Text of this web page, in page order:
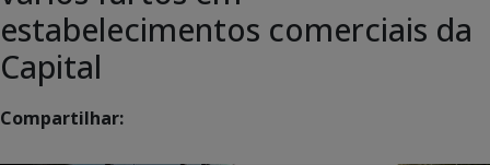
estabelecimentos comerciais da
Capital
Compartilhar: